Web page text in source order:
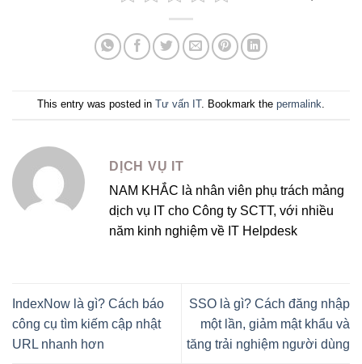
This entry was posted in Tư vấn IT. Bookmark the permalink
DỊCH VỤ IT
NAM KHẮC là nhân viên phụ trách mảng
dịch vụ IT cho Công ty SCTT, với nhiều
năm kinh nghiệm về IT Helpdesk
IndexNow là gì? Cách báo
công cụ tìm kiếm cập nhật
URL nhanh hơn
SSO là gì? Cách đăng nhập
một lần, giảm mật khẩu và
tăng trải nghiệm người dùng